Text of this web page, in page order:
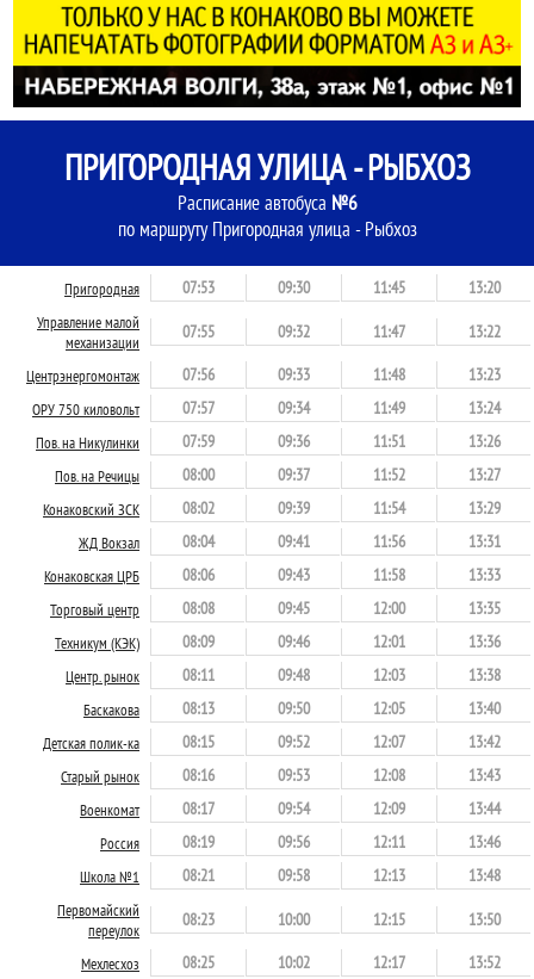
ПРИГОРОДНАЯ УЛИЦА - РЫБХОЗ
Расписание автобуса №6
по маршруту Пригородная улица - Рыбхоз
Пригородная 07:53 09:30 11:45 13:20
Управление малой
механизации
07:55 09:32 11:47 13:22
Центрэнергомонтаж 07:56 09:33 11:48 13:23
ОРУ 750 киловольт 07:57 09:34 11:49 13:24
Пов. на Никулинки 07:59 09:36 11:51 13:26
Пов. на Речицы 08:00 09:37 11:52 13:27
Конаковский ЗСК 08:02 09:39 11:54 13:29
ЖД Вокзал 08:04 09:41 11:56 13:31
Конаковская ЦРБ 08:06 09:43 11:58 13:33
Торговый центр 08:08 09:45 12:00 13:35
Техникум (КЭК) 08:09 09:46 12:01 13:36
Центр. рынок 08:11 09:48 12:03 13:38
Баскакова 08:13 09:50 12:05 13:40
Детская полик-ка 08:15 09:52 12:07 13:42
Старый рынок 08:16 09:53 12:08 13:43
Военкомат 08:17 09:54 12:09 13:44
Россия 08:19 09:56 12:11 13:46
Школа №1 08:21 09:58 12:13 13:48
Первомайский
переулок
08:23 10:00 12:15 13:50
Мехлесхоз 08:25 10:02 12:17 13:52